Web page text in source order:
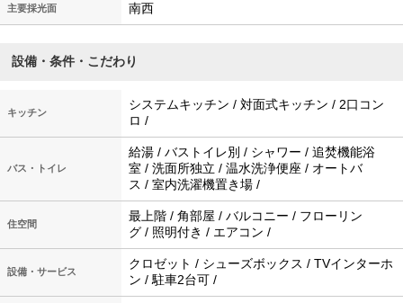
主要採光面 南西
設備・条件・こだわり
キッチン
システムキッチン / 対面式キッチン / 2口コン
ロ /
バス・トイレ
給湯 / バストイレ別 / シャワー / 追焚機能浴
室 / 洗面所独立 / 温水洗浄便座 / オートバ
ス / 室内洗濯機置き場 /
住空間
最上階 / 角部屋 / バルコニー / フローリン
グ / 照明付き / エアコン /
設備・サービス
クロゼット / シューズボックス / TVインターホ
ン / 駐車2台可 /